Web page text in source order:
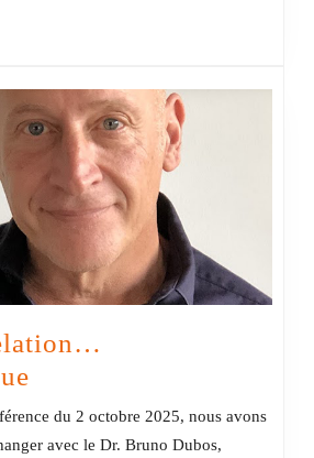
santé
publique
l’ère
de
l’individualisme
en
relation…
du 2 octobre 2025, nous avons
avec le Dr. Bruno Dubos,